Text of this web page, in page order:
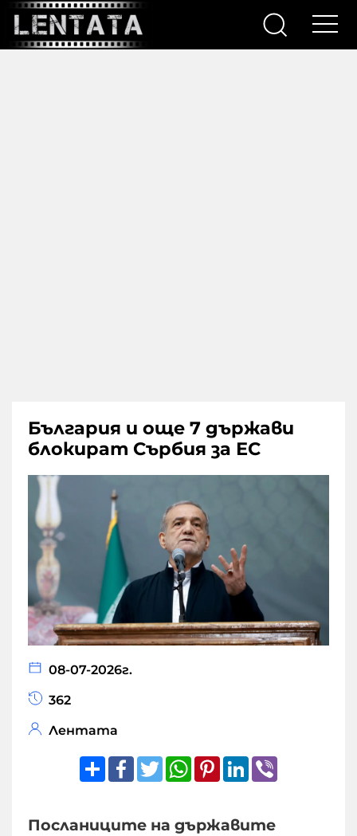
България и още 7 държави
блокират Сърбия за ЕС
08-07-2026г.
362
Лентата
ShareFacebook
TwitterWhatsApp
Pinterest
LinkedIn
Посланиците на държавите